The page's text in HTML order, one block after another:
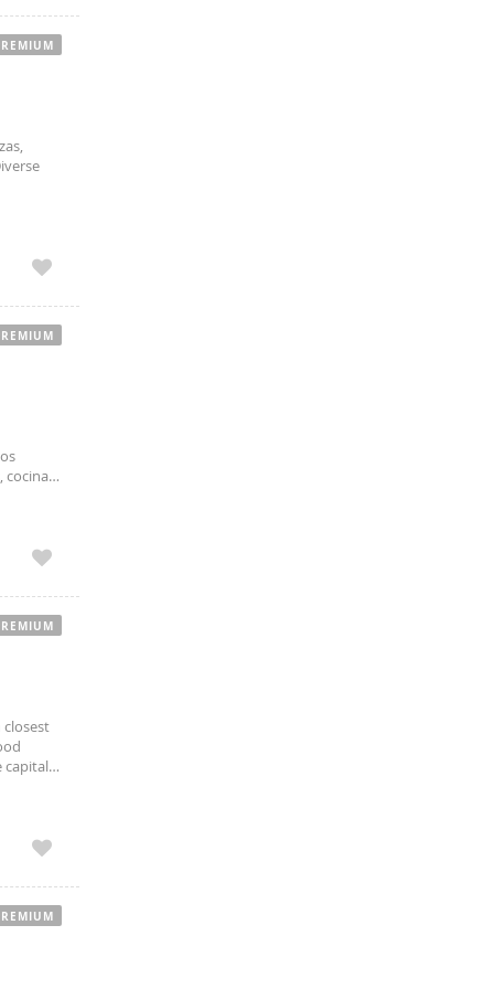
cocina y
closest
capital.